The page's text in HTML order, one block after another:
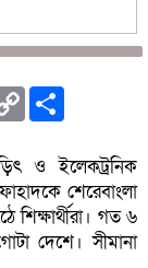
Copy
Link
ও ইলেকট্রনিক
শেরেবাংলা
শিক্ষার্থীরা। গত ৬
দেশে। সীমানা